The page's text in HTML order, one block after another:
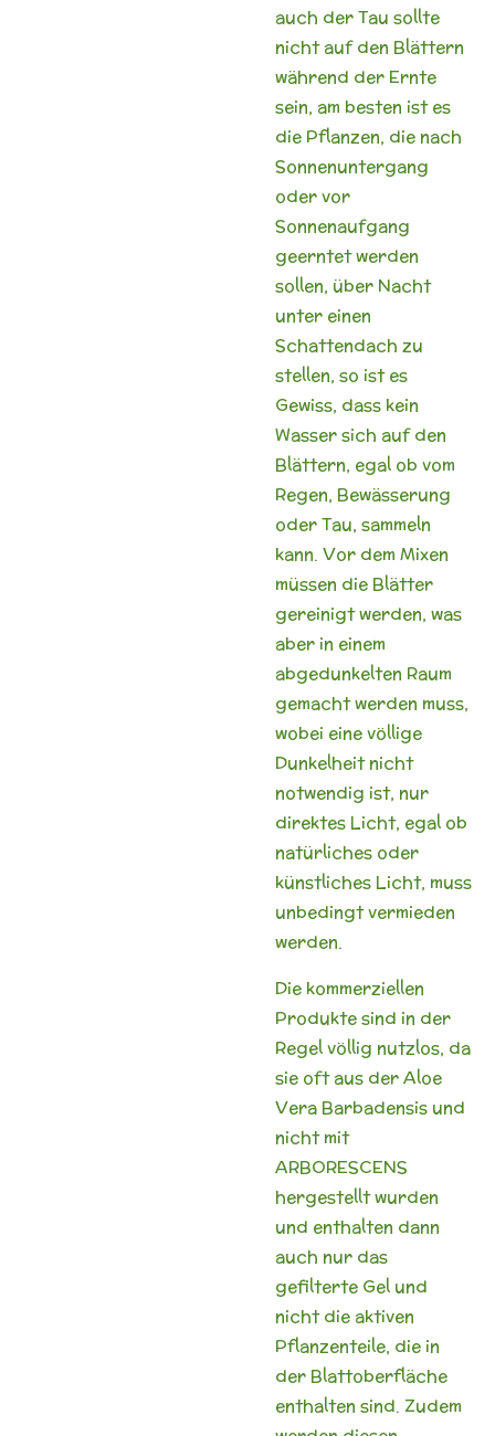
auch der Tau sollte
nicht auf den Blättern
während der Ernte
sein, am besten ist es
die Pflanzen, die nach
Sonnenuntergang
oder vor
Sonnenaufgang
geerntet werden
sollen, über Nacht
unter einen
Schattendach zu
stellen, so ist es
Gewiss, dass kein
Wasser sich auf den
Blättern, egal ob vom
Regen, Bewässerung
oder Tau, sammeln
kann. Vor dem Mixen
müssen die Blätter
gereinigt werden, was
aber in einem
abgedunkelten Raum
gemacht werden muss,
wobei eine völlige
Dunkelheit nicht
notwendig ist, nur
direktes Licht, egal ob
natürliches oder
künstliches Licht, muss
unbedingt vermieden
werden.
Die kommerziellen
Produkte sind in der
Regel völlig nutzlos, da
sie oft aus der Aloe
Vera Barbadensis und
nicht mit
ARBORESCENS
hergestellt wurden
und enthalten dann
auch nur das
gefilterte Gel und
nicht die aktiven
Pflanzenteile, die in
der Blattoberfläche
enthalten sind. Zudem